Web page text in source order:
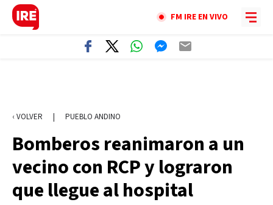
FM IRE EN VIVO
‹ VOLVER | PUEBLO ANDINO
Bomberos reanimaron a un
vecino con RCP y lograron
que llegue al hospital